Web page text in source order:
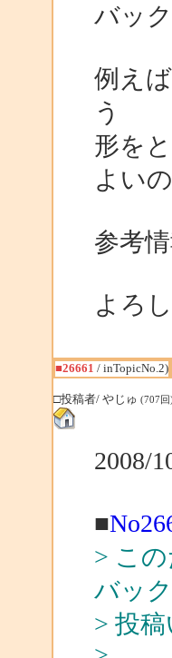
バッ
例え
う
形を
よい
参考
よろ
■26661 / inTopicNo.2)
□投稿者/ やじゅ (707回
2008/
■
> こ
バッ
> 投稿